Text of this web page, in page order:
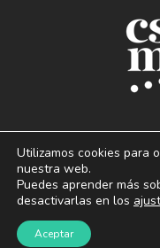
© 2013 – 2026. Conservatorio
Utilizamos cookies para
nuestra web.
Puedes aprender más
desactivarlas en los
Aceptar